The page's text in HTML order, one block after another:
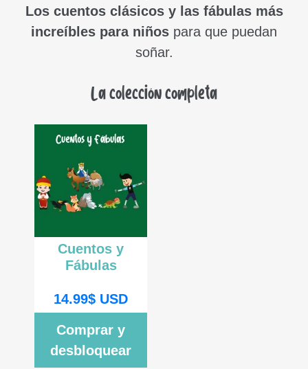
Los cuentos clásicos y las fábulas más
increíbles para niños para que puedan
soñar.
La colección completa
Cuentos y
Fábulas
14.99$ USD
Comprar y
desbloquear